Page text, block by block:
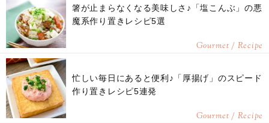
箸が止まらなくなる美味しさ♪「塩こんぶ」の悪
魔系作り置きレシピ5選
Gourmet / Recipe
忙しい毎日にあると便利♪「厚揚げ」のスピード
作り置きレシピ5連発
Gourmet / Recipe